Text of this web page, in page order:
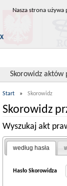
Skorowidz aktów
Start » Skorowidz
Skorowidz
Wyszukaj akt
według hasła
Hasło Skorowidza
Nasza strona
X